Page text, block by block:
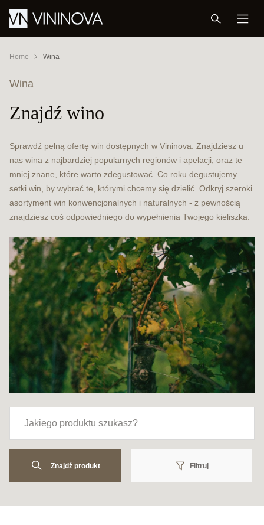
Home Wina
Wina
Znajdź wino
Sprawdź pełną ofertę win dostępnych w Vininova. Znajdziesz u
nas wina z najbardziej popularnych regionów i apelacji, oraz te
mniej znane, które warto zdegustować. Co roku degustujemy
setki win, by wybrać te, którymi chcemy się dzielić. Odkryj szeroki
asortyment win konwencjonalnych i naturalnych - z pewnością
znajdziesz coś odpowiedniego do wypełnienia Twojego kieliszka.
Znajdź produkt Filtruj